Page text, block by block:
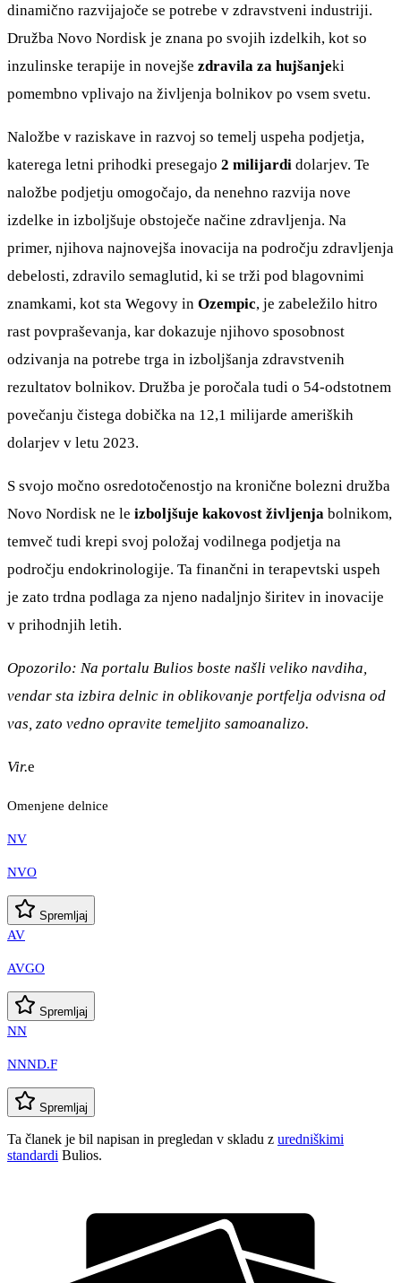
dinamično razvijajoče se potrebe v zdravstveni industriji.
Družba Novo Nordisk je znana po svojih izdelkih, kot so
inzulinske terapije in novejše zdravila za hujšanjeki
pomembno vplivajo na življenja bolnikov po vsem svetu.
Naložbe v raziskave in razvoj so temelj uspeha podjetja,
katerega letni prihodki presegajo 2 milijardi dolarjev. Te
naložbe podjetju omogočajo, da nenehno razvija nove
izdelke in izboljšuje obstoječe načine zdravljenja. Na
primer, njihova najnovejša inovacija na področju zdravljenja
debelosti, zdravilo semaglutid, ki se trži pod blagovnimi
znamkami, kot sta Wegovy in Ozempic, je zabeležilo hitro
rast povpraševanja, kar dokazuje njihovo sposobnost
odzivanja na potrebe trga in izboljšanja zdravstvenih
rezultatov bolnikov. Družba je poročala tudi o 54-odstotnem
povečanju čistega dobička na 12,1 milijarde ameriških
dolarjev v letu 2023.
S svojo močno osredotočenostjo na kronične bolezni družba
Novo Nordisk ne le izboljšuje kakovost življenja bolnikom,
temveč tudi krepi svoj položaj vodilnega podjetja na
področju endokrinologije. Ta finančni in terapevtski uspeh
je zato trdna podlaga za njeno nadaljnjo širitev in inovacije
v prihodnjih letih.
Opozorilo: Na portalu Bulios boste našli veliko navdiha,
vendar sta izbira delnic in oblikovanje portfelja odvisna od
vas, zato vedno opravite temeljito samoanalizo.
Vir.e
Omenjene delnice
NV
NVO
Spremljaj
AV
AVGO
Spremljaj
NN
NNND.F
Spremljaj
Ta članek je bil napisan in pregledan v skladu z uredniškimi
standardi Bulios.